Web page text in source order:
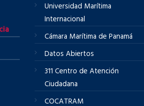
Universidad Marítima
Internacional
Cámara Marítima de Panamá
Datos Abiertos
311 Centro de Atención
Ciudadana
COCATRAM